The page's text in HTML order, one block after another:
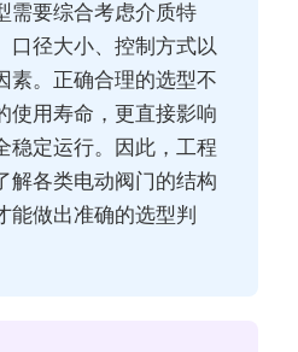
需要综合考虑介质特
口径大小、控制方式以
素。正确合理的选型不
使用寿命，更直接影响
稳定运行。因此，工程
解各类电动阀门的结构
能做出准确的选型判